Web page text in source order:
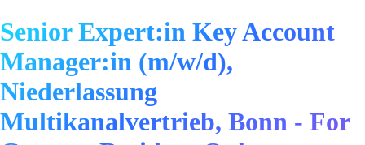
Senior Expert:in Key Account
Manager:in (m/w/d),
Niederlassung
Multikanalvertrieb, Bonn - For